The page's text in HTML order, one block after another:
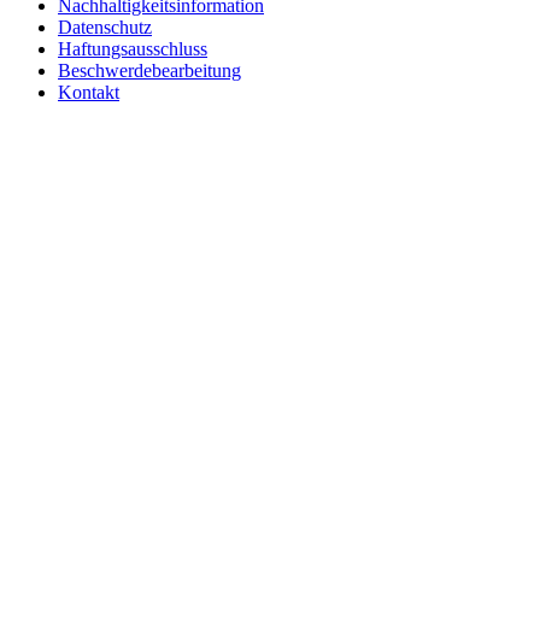
Nachhaltigkeitsinformation
Datenschutz
Haftungsausschluss
Beschwerdebearbeitung
Kontakt